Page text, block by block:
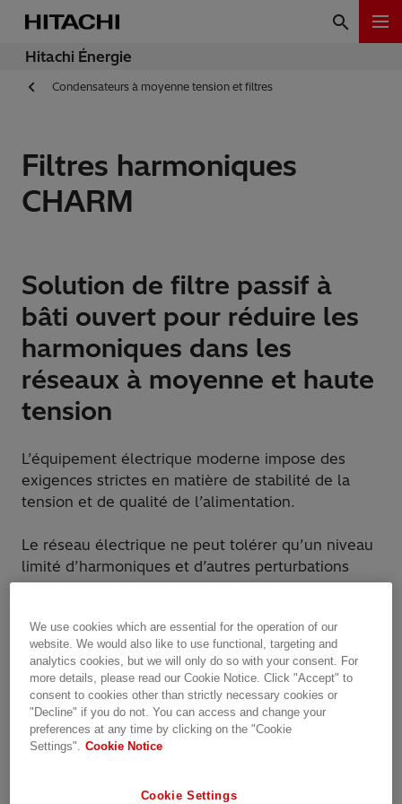
Hitachi Énergie
Condensateurs à moyenne tension et filtres
Filtres harmoniques
CHARM
Solution de filtre passif à
bâti ouvert pour réduire les
harmoniques dans les
réseaux à moyenne et haute
tension
L’équipement électrique moderne impose des
exigences strictes en matière de stabilité de la
tension et de qualité de l’alimentation.
Le réseau électrique ne peut tolérer qu’un niveau
limité d’harmoniques et d’autres perturbations
électriques. En installant des filtres harmoniques
tension, plusieurs avantages peuvent être
obtenus :
Facteur de puissance plus élevé, meilleure
stabilité de la tension et moins de pertes sur
le réseau
des niveaux acceptables
We use cookies which are essential for the operation of our
website. We would also like to use functional, targeting and
analytics cookies, but we will only do so with your consent. For
more details, please read our Cookie Notice. Click "Accept" to
consent to cookies other than strictly necessary cookies or
"Decline" if you do not. You can access and change your
preferences at any time by clicking on the "Cookie
Settings". Cookie Notice
Cookie Settings